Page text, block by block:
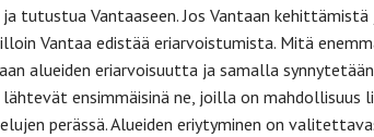
tutustua Vantaaseen. Jos Vantaan
Vantaa edistää eriarvoistumista. Mitä
alueiden eriarvoisuutta ja samalla
ensimmäisinä ne, joilla on mahdollisuus
perässä. Alueiden eriytyminen on